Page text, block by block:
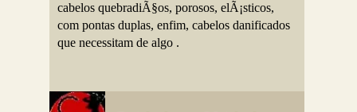
cabelos quebradiÃ§os, porosos, elÃ¡sticos,
com pontas duplas, enfim, cabelos danificados
que necessitam de algo .